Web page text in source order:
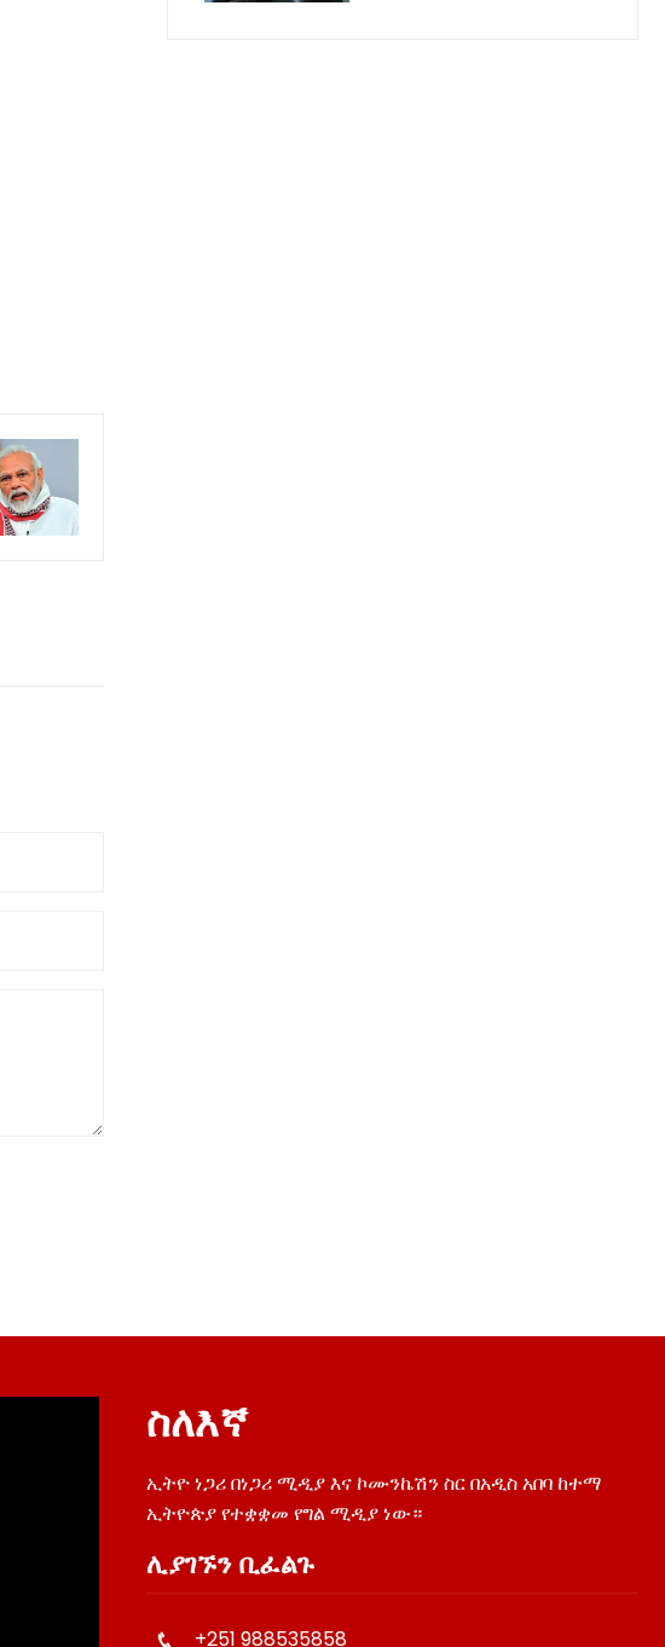
ስለእኛ
ኢትዮ ነጋሪ በነጋሪ ሚዲያ እና ኮሙንኬሽን ስር በአዲስ አበባ ከተማ
ኢትዮጵያ የተቋቋመ የግል ሚዲያ ነው።
ሊያገኙን ቢፈልጉ
+251 988535858